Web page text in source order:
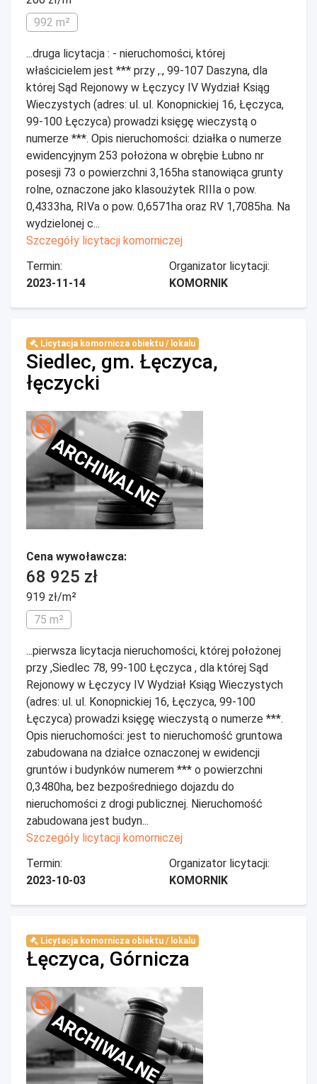
992 m²
...druga licytacja : - nieruchomości, której
właścicielem jest *** przy ,., 99-107 Daszyna, dla
której Sąd Rejonowy w Łęczycy IV Wydział Ksiąg
Wieczystych (adres: ul. ul. Konopnickiej 16, Łęczyca,
99-100 Łęczyca) prowadzi księgę wieczystą o
numerze ***. Opis nieruchomości: działka o numerze
ewidencyjnym 253 położona w obrębie Łubno nr
posesji 73 o powierzchni 3,165ha stanowiąca grunty
rolne, oznaczone jako klasoużytek RIIIa o pow.
0,4333ha, RIVa o pow. 0,6571ha oraz RV 1,7085ha. Na
wydzielonej c...
Szczegóły licytacji komorniczej
Termin:
2023-11-14
Organizator licytacji:
KOMORNIK
Licytacja komornicza obiektu / lokalu
Siedlec, gm. Łęczyca,
łęczycki
ARCHIWALNE
Cena wywoławcza:
68 925 zł
919 zł/m²
75 m²
...pierwsza licytacja nieruchomości, której położonej
przy ,Siedlec 78, 99-100 Łęczyca , dla której Sąd
Rejonowy w Łęczycy IV Wydział Ksiąg Wieczystych
(adres: ul. ul. Konopnickiej 16, Łęczyca, 99-100
Łęczyca) prowadzi księgę wieczystą o numerze ***.
Opis nieruchomości: jest to nieruchomość gruntowa
zabudowana na działce oznaczonej w ewidencji
gruntów i budynków numerem *** o powierzchni
0,3480ha, bez bezpośredniego dojazdu do
nieruchomości z drogi publicznej. Nieruchomość
zabudowana jest budyn...
Szczegóły licytacji komorniczej
Termin:
2023-10-03
Organizator licytacji:
KOMORNIK
Licytacja komornicza obiektu / lokalu
Łęczyca, Górnicza
ARCHIWALNE